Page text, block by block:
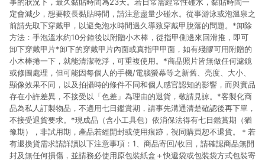
定會減少，想要較長黏貼時間，請注意盡量少碰水。從事游泳或泡溫泉之
前請先取下穿戴甲，以避免泡水時間過久導致穿戴甲脫落的問題。*卸除
方法：手泡溫水約10分鐘後以附贈小木棒，從指甲側邊來回滑推，即可
卸下穿戴甲片*卸下的穿戴甲片內面或真指甲甲面，如有殘膠可用附贈的
小木棒捲一下，就能清潔乾淨，可重複使用。*商品照片皆無做任何濾鏡
或修圖處理，但可能因每個人的手機/電腦螢幕等之新舊、亮度、大小、
顯像效果不同，以及拍攝時的條件不同和個人感官認知的影響，而與實品
存在小許差異，不接受以「色差」為理由的退貨，敬請見諒。*客製化商
品為私人訂製物品，不適用七日鑑賞期，請事先溝通清楚確認後再下單，
不接受退貨要求。*現成品（含小工具包）依消保法得有七日鑑賞期（猶
豫期），非試用期，產品若經開封或使用痕跡，視同購買恕不退貨。＊若
有退換貨需求請詳讀以下注意事項：1、商品寄回/收回，請確認商品無開
封及無任何損傷，並請務必使用原包裝紙盒＋快遞袋或包裝袋方式包裝寄